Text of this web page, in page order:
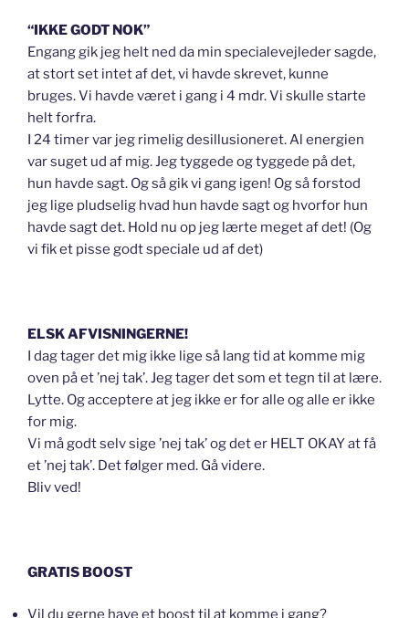
“IKKE GODT NOK”
Engang gik jeg helt ned da min specialevejleder sagde,
at stort set intet af det, vi havde skrevet, kunne
bruges. Vi havde været i gang i 4 mdr. Vi skulle starte
helt forfra.
I 24 timer var jeg rimelig desillusioneret. Al energien
var suget ud af mig. Jeg tyggede og tyggede på det,
hun havde sagt. Og så gik vi gang igen! Og så forstod
jeg lige pludselig hvad hun havde sagt og hvorfor hun
havde sagt det. Hold nu op jeg lærte meget af det! (Og
vi fik et pisse godt speciale ud af det)
ELSK AFVISNINGERNE!
I dag tager det mig ikke lige så lang tid at komme mig
oven på et ’nej tak’. Jeg tager det som et tegn til at lære.
Lytte. Og acceptere at jeg ikke er for alle og alle er ikke
for mig.
Vi må godt selv sige ’nej tak’ og det er HELT OKAY at få
et ’nej tak’. Det følger med. Gå videre.
Bliv ved!
GRATIS BOOST